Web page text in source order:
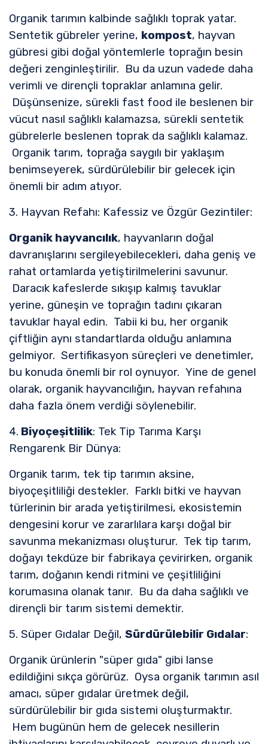
Organik tarımın kalbinde sağlıklı toprak yatar.
Sentetik gübreler yerine, kompost, hayvan
gübresi gibi doğal yöntemlerle toprağın besin
değeri zenginleştirilir. Bu da uzun vadede daha
verimli ve dirençli topraklar anlamına gelir.
Düşünsenize, sürekli fast food ile beslenen bir
vücut nasıl sağlıklı kalamazsa, sürekli sentetik
gübrelerle beslenen toprak da sağlıklı kalamaz.
Organik tarım, toprağa saygılı bir yaklaşım
benimseyerek, sürdürülebilir bir gelecek için
önemli bir adım atıyor.
3. Hayvan Refahı: Kafessiz ve Özgür Gezintiler:
Organik hayvancılık, hayvanların doğal
davranışlarını sergileyebilecekleri, daha geniş ve
rahat ortamlarda yetiştirilmelerini savunur.
Daracık kafeslerde sıkışıp kalmış tavuklar
yerine, güneşin ve toprağın tadını çıkaran
tavuklar hayal edin. Tabii ki bu, her organik
çiftliğin aynı standartlarda olduğu anlamına
gelmiyor. Sertifikasyon süreçleri ve denetimler,
bu konuda önemli bir rol oynuyor. Yine de genel
olarak, organik hayvancılığın, hayvan refahına
daha fazla önem verdiği söylenebilir.
4. Biyoçeşitlilik: Tek Tip Tarıma Karşı
Rengarenk Bir Dünya:
Organik tarım, tek tip tarımın aksine,
biyoçeşitliliği destekler. Farklı bitki ve hayvan
türlerinin bir arada yetiştirilmesi, ekosistemin
dengesini korur ve zararlılara karşı doğal bir
savunma mekanizması oluşturur. Tek tip tarım,
doğayı tekdüze bir fabrikaya çevirirken, organik
tarım, doğanın kendi ritmini ve çeşitliliğini
korumasına olanak tanır. Bu da daha sağlıklı ve
dirençli bir tarım sistemi demektir.
5. Süper Gıdalar Değil, Sürdürülebilir Gıdalar:
Organik ürünlerin "süper gıda" gibi lanse
edildiğini sıkça görürüz. Oysa organik tarımın asıl
amacı, süper gıdalar üretmek değil,
sürdürülebilir bir gıda sistemi oluşturmaktır.
Hem bugünün hem de gelecek nesillerin